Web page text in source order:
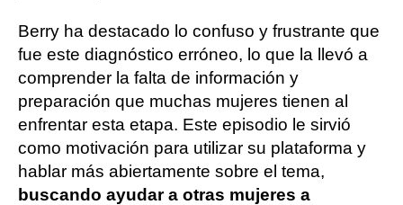
Berry ha destacado lo confuso y frustrante que
fue este diagnóstico erróneo, lo que la llevó a
comprender la falta de información y
preparación que muchas mujeres tienen al
enfrentar esta etapa. Este episodio le sirvió
como motivación para utilizar su plataforma y
hablar más abiertamente sobre el tema,
buscando ayudar a otras mujeres a